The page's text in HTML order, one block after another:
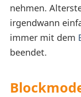
nehmen.
irgendwann
immer mit dem
beendet.